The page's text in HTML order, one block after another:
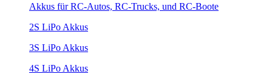
Akkus für RC-Autos, RC-Trucks, und RC-Boote
2S LiPo Akkus
3S LiPo Akkus
4S LiPo Akkus